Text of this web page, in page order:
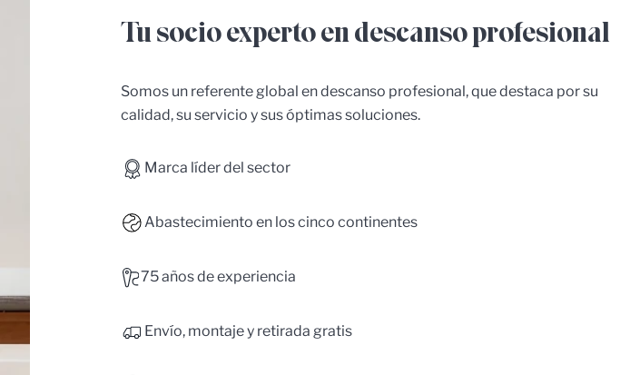
Tu socio experto en descanso profesional
Somos un referente global en descanso profesional, que destaca por su
calidad, su servicio y sus óptimas soluciones.
Marca líder del sector
Abastecimiento en los cinco continentes
75 años de experiencia
Envío, montaje y retirada gratis